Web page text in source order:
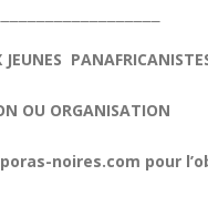
OU ORGANISATION
noires.com pour